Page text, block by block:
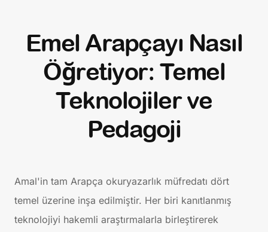
Emel Arapçayı Nasıl
Öğretiyor: Temel
Teknolojiler ve
Pedagoji
Amal'in tam Arapça okuryazarlık müfredatı dört
temel üzerine inşa edilmiştir. Her biri kanıtlanmış
teknolojiyi hakemli araştırmalarla birleştirerek